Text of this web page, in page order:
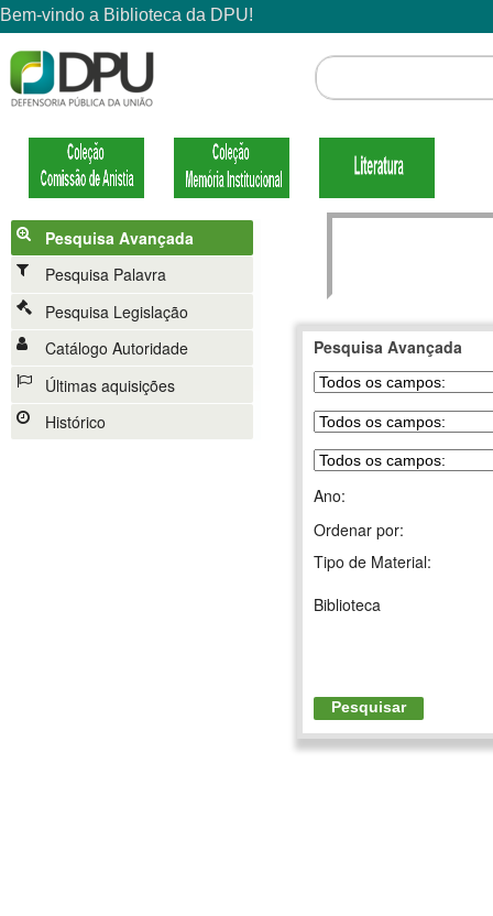
Pesquisa Avançada
Pesquisa Palavra
Pesquisa Legislação
Catálogo Autoridade
Últimas aquisições
Histórico
Pesquisa Avançada
Ano:
Ordenar por:
Tipo de Material:
Biblioteca
Pesquisar